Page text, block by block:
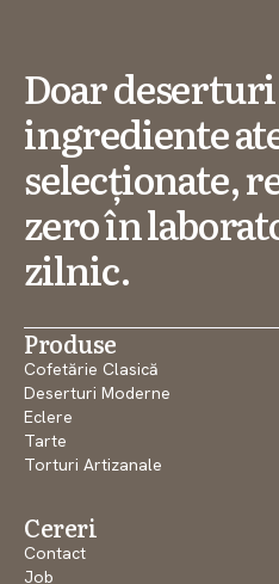
Doar
ingrediente
selecționate,
zero în
zilnic.
Produse
Cofetărie Clasică
Deserturi Moderne
Eclere
Tarte
Torturi Artizanale
Cereri
Contact
Job